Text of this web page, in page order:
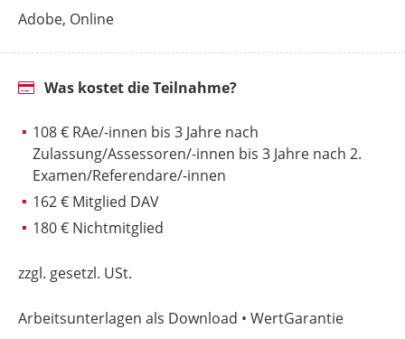
Adobe, Online
Was kostet die Teilnahme?
108 € RAe/-innen bis 3 Jahre nach
Zulassung/Assessoren/-innen bis 3 Jahre nach 2.
Examen/Referendare/-innen
162 € Mitglied DAV
180 € Nichtmitglied
zzgl. gesetzl. USt.
Arbeitsunterlagen als Download • WertGarantie